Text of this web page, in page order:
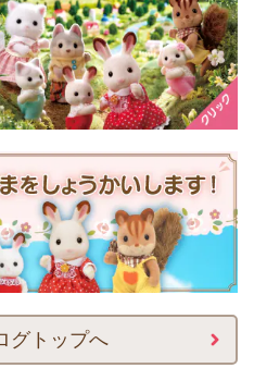
グトップへ